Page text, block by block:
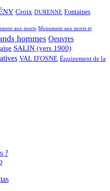
Croix DURENNE Fontaines
aux morts Monument aux morts et
hommes Oeuvres
SALIN (vers 1900)
VAL D'OSNE Équipement de la
?